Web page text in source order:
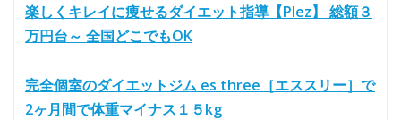
楽しくキレイに痩せるダイエット指導【Plez】 総額３
万円台～ 全国どこでもOK
完全個室のダイエットジム es three［エススリー］で
2ヶ月間で体重マイナス１５kg